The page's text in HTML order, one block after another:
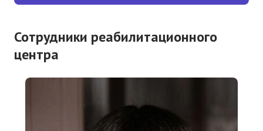
Сотрудники реабилитационного
центра